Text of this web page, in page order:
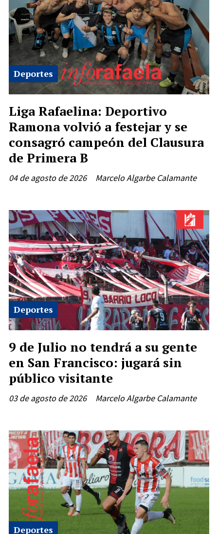
Liga Rafaelina: Deportivo
Ramona volvió a festejar y se
consagró campeón del Clausura
de Primera B
Marcelo Algarbe Calamante
Deportes
04 de agosto de 2026
9 de Julio no tendrá a su gente
en San Francisco: jugará sin
público visitante
Marcelo Algarbe Calamante
Deportes
03 de agosto de 2026
Deportes